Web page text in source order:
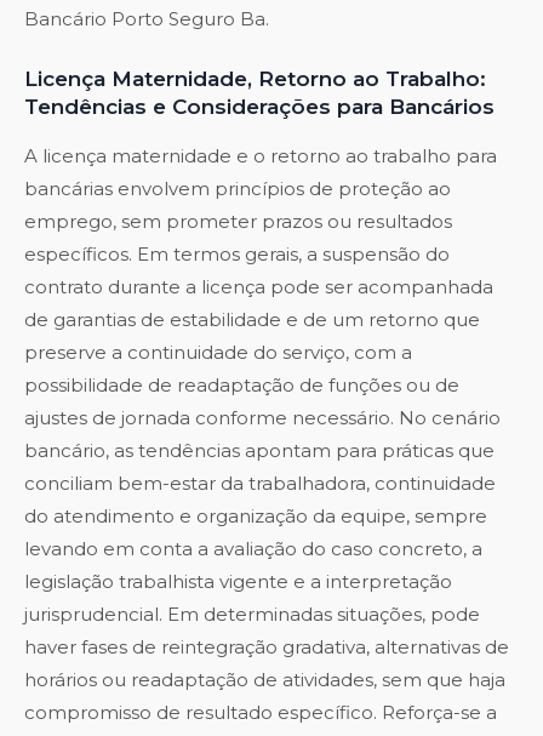
Bancário Porto Seguro Ba.
Licença Maternidade, Retorno ao Trabalho:
Tendências e Considerações para Bancários
A licença maternidade e o retorno ao trabalho para
bancárias envolvem princípios de proteção ao
emprego, sem prometer prazos ou resultados
específicos. Em termos gerais, a suspensão do
contrato durante a licença pode ser acompanhada
de garantias de estabilidade e de um retorno que
preserve a continuidade do serviço, com a
possibilidade de readaptação de funções ou de
ajustes de jornada conforme necessário. No cenário
bancário, as tendências apontam para práticas que
conciliam bem-estar da trabalhadora, continuidade
do atendimento e organização da equipe, sempre
levando em conta a avaliação do caso concreto, a
legislação trabalhista vigente e a interpretação
jurisprudencial. Em determinadas situações, pode
haver fases de reintegração gradativa, alternativas de
horários ou readaptação de atividades, sem que haja
compromisso de resultado específico. Reforça-se a